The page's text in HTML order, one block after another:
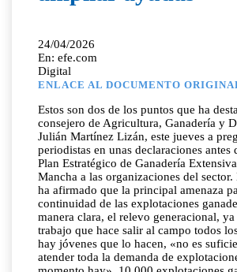
24/04/2026
En: efe.com
Digital
ENLACE AL DOCUMENTO
Estos son dos de los puntos que ha
consejero de Agricultura, Ganadería y
Julián Martínez Lizán, este jueves a
periodistas en unas declaraciones antes
Plan Estratégico de Ganadería
Mancha a las organizaciones del
ha afirmado que la principal amenaza
continuidad de las explotaciones
manera clara, el relevo generacional, ya
trabajo que hace salir al campo todos
hay jóvenes que lo hacen, «no es
atender toda la demanda de